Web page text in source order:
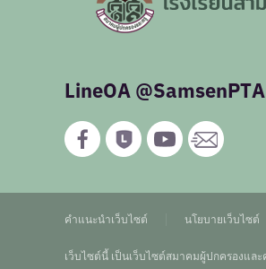
LineOA @SamsenPTA
คำแนะนำเว็บไซต์ นโยบายเว็บไซต์
เว็บไซต์นี้ เป็นเว็บไซต์สมาคมผู้ปกครองแล